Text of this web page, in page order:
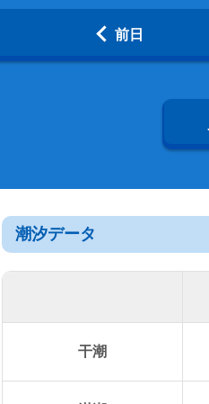
前日
潮汐データ
干潮